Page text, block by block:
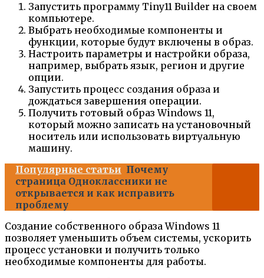
Запустить программу Tiny11 Builder на своем
компьютере.
Выбрать необходимые компоненты и
функции, которые будут включены в образ.
Настроить параметры и настройки образа,
например, выбрать язык, регион и другие
опции.
Запустить процесс создания образа и
дождаться завершения операции.
Получить готовый образ Windows 11,
который можно записать на установочный
носитель или использовать виртуальную
машину.
Популярные статьи Почему
страница Одноклассники не
открывается и как исправить
проблему
Создание собственного образа Windows 11
позволяет уменьшить объем системы, ускорить
процесс установки и получить только
необходимые компоненты для работы.